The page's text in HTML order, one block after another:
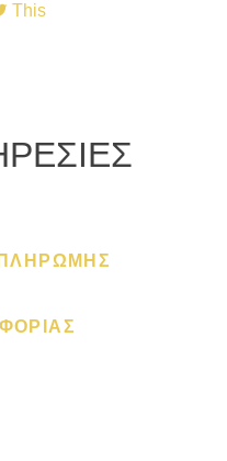
This